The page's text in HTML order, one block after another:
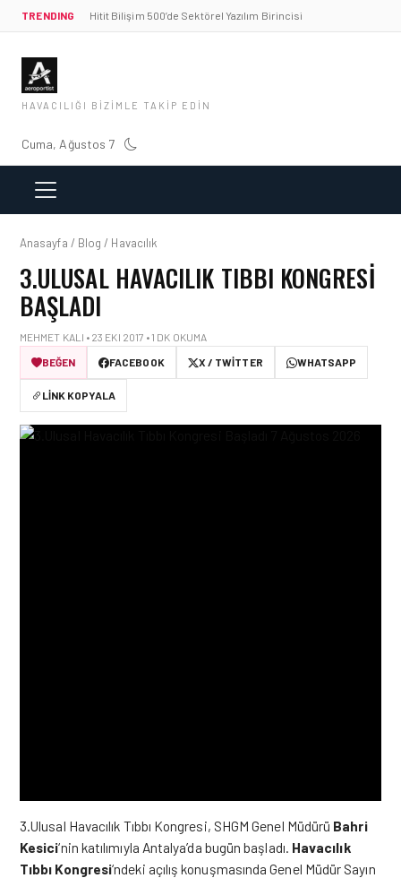
TRENDING Hitit Bilişim 500’de Sektörel Yazılım Birincisi
HAVACILIĞI BIZIMLE TAKIP EDIN
Cuma, Ağustos 7
Anasayfa / Blog / Havacılık
3.ULUSAL HAVACILIK TIBBI KONGRESI
BAŞLADI
MEHMET KALI • 23 EKI 2017 • 1 DK OKUMA
BEĞEN
FACEBOOK X / TWITTER WHATSAPP
LINK KOPYALA
3.Ulusal Havacılık Tıbbı Kongresi, SHGM Genel Müdürü Bahri
Kesici‘nin katılımıyla Antalya’da bugün başladı. Havacılık
Tıbbı Kongresi‘ndeki açılış konuşmasında Genel Müdür Sayın